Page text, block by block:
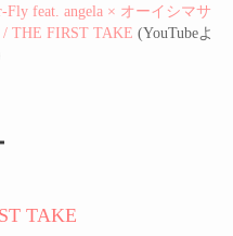
feat. angela × オーイシマサ
THE FIRST TAKE (YouTubeよ
TAKE